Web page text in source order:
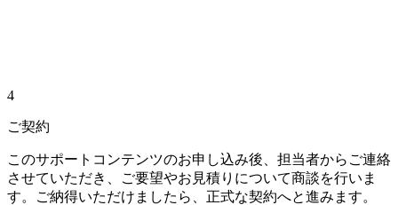
4
ご契約
このサポートコンテンツのお申し込み後、担当者からご連絡
させていただき、ご要望やお見積りについて商談を行いま
す。ご納得いただけましたら、正式な契約へと進みます。